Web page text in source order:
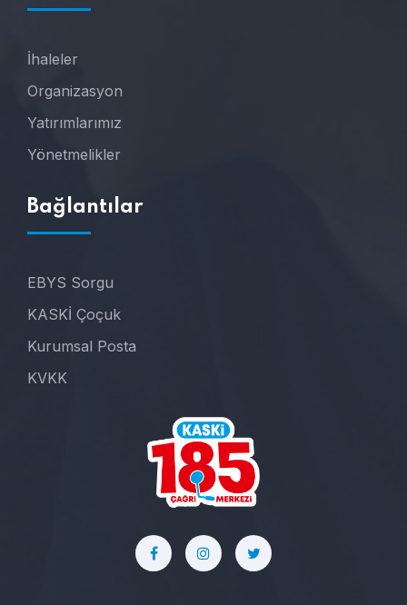
İhaleler
Organizasyon
Yatırımlarımız
Yönetmelikler
Bağlantılar
EBYS Sorgu
KASKİ Çoçuk
Kurumsal Posta
KVKK